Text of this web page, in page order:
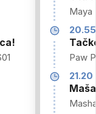
Maya
20.55
Paw
21.20